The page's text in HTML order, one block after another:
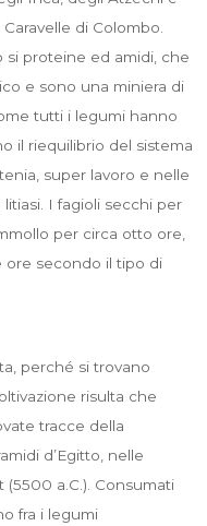
di Colombo.
proteine ed amidi, che
e sono una miniera di
tutti i legumi hanno
il riequilibrio del sistema
super lavoro e nelle
I fagioli secchi per
per circa otto ore,
ore secondo il tipo di
perché si trovano
risulta che
tracce della
d’Egitto, nelle
(5500 a.C.). Consumati
fra i legumi